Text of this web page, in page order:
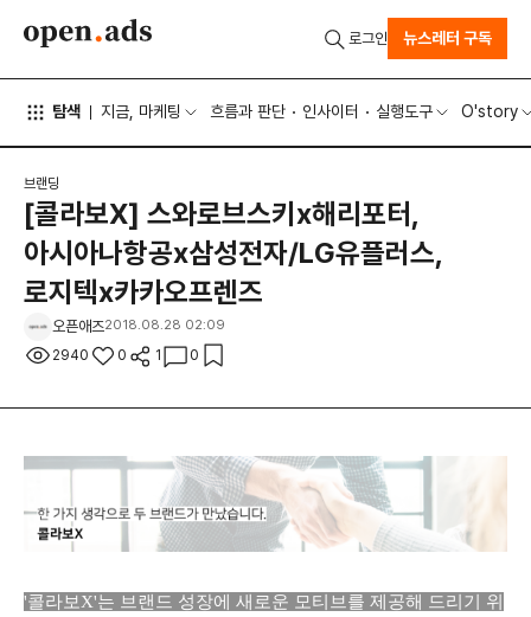
탐색 지금, 마케팅 흐름과 판단 인사이터 실행도구 O'story
로그인 뉴스레터 구독
브랜딩
[콜라보X] 스와로브스키x해리포터,
아시아나항공x삼성전자/LG유플러스,
로지텍x카카오프렌즈
오픈애즈2018.08.28 02:09
2940 0 1 0
'콜라보X'는 브랜드 성장에 새로운 모티브를 제공해 드리기 위